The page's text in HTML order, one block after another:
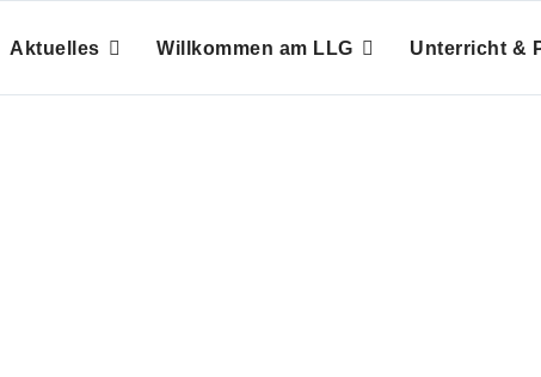
Aktuelles Willkommen am LLG Unterricht &